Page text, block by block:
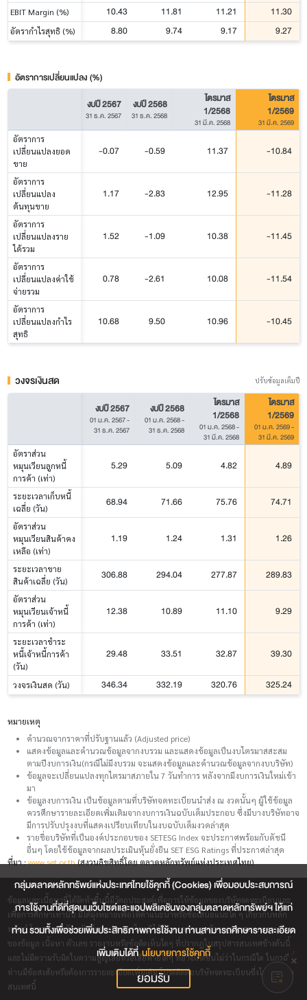
EBIT Margin (%) 10.43 11.81 11.21 11.30
อัตรากำไรสุทธิ (%) 8.80 9.74 9.17 9.27
อัตราการเปลี่ยนแปลง (%)
งบปี 2567
31 ธ.ค. 2567
งบปี 2568
31 ธ.ค. 2568
ไตรมาส
1/2568
31 มี.ค. 2568
ไตรมาส
1/2569
31 มี.ค. 2569
อัตราการ
เปลี่ยนแปลงยอด
ขาย
-0.07 -0.59 11.37 -10.84
อัตราการ
เปลี่ยนแปลง
ต้นทุนขาย
1.17 -2.83 12.95 -11.28
อัตราการ
เปลี่ยนแปลงราย
ได้รวม
1.52 -1.09 10.38 -11.45
อัตราการ
เปลี่ยนแปลงค่าใช้
จ่ายรวม
0.78 -2.61 10.08 -11.54
อัตราการ
เปลี่ยนแปลงกำไร
สุทธิ
10.68 9.50 10.96 -10.45
วงจรเงินสด ปรับข้อมูลเต็มปี
งบปี 2567
01 ม.ค. 2567-
31 ธ.ค. 2567
งบปี 2568
01 ม.ค. 2568-
31 ธ.ค. 2568
ไตรมาส
1/2568
01 ม.ค. 2568-
31 มี.ค. 2568
ไตรมาส
1/2569
01 ม.ค. 2569-
31 มี.ค. 2569
อัตราส่วน
หมุนเวียนลูกหนี้
การค้า (เท่า)
5.29 5.09 4.82 4.89
ระยะเวลาเก็บหนี้
เฉลี่ย (วัน)
68.94 71.66 75.76 74.71
อัตราส่วน
หมุนเวียนสินค้าคง
เหลือ (เท่า)
1.19 1.24 1.31 1.26
ระยะเวลาขาย
สินค้าเฉลี่ย (วัน)
306.88 294.04 277.87 289.83
อัตราส่วน
หมุนเวียนเจ้าหนี้
การค้า (เท่า)
12.38 10.89 11.10 9.29
ระยะเวลาชำระ
หนี้เจ้าหนี้การค้า
(วัน)
29.48 33.51 32.87 39.30
วงจรเงินสด (วัน) 346.34 332.19 320.76 325.24
หมายเหตุ
คำนวณจากราคาที่ปรับฐานแล้ว (Adjusted price)
แสดงข้อมูลและคำนวณข้อมูลจากงบรวม และแสดงข้อมูลเป็นงบไตรมาสสะสม
ตามปีงบการเงิน(กรณีไม่มีงบรวม จะแสดงข้อมูลและคำนวณข้อมูลจากงบบริษัท)
ข้อมูลจะเปลี่ยนแปลงทุกไตรมาสภายใน 7 วันทำการ หลังจากมีงบการเงินใหม่เข้า
มา
ข้อมูลงบการเงิน เป็นข้อมูลตามที่บริษัทจดทะเบียนนำส่ง ณ งวดนั้นๆ ผู้ใช้ข้อมูล
ควรศึกษารายละเอียดเพิ่มเติมจากงบการเงินฉบับเต็มประกอบ ซึ่งมีบางบริษัทอาจ
มีการปรับปรุงงบที่แสดงเปรียบเทียบในงบฉบับเต็มงวดล่าสุด
รายชื่อบริษัทที่เป็นองค์ประกอบของ SETESG Index จะประกาศพร้อมกับดัชนี
อื่นๆ โดยใช้ข้อมูลจากผลประเมินหุ้นยั่งยืน SET ESG Ratings ที่ประกาศล่าสุด
ที่มา :www.set.or.th(สงวนลิขสิทธิ์โดย ตลาดหลักทรัพย์แห่งประเทศไทย)
ข้อมูลและเนื้อหาที่ได้จัดทำขึ้นนี้มีวัตถุประสงค์เพื่อการให้ข้อมูลของบริษัทจดทะเบียนและ
เพื่อการศึกษาเท่านั้น มิได้มุ่งหมายเพื่อให้คำแนะนำหรือข้อเสนอแนะใด ๆ เกี่ยวกับหลัก
ทรัพย์ โดยตลาดหลักทรัพย์แห่งประเทศไทยมิได้รับรองความถูกต้องเหมาะสมและครบถ้วน
ของข้อมูล เนื้อหา ตัวเลข รายงานหรือข้อคิดเห็นใดๆ ที่ปรากฎในสรุปสารสนเทศข้างต้นนี้
และไม่มีความรับผิดในความสูญเสียหรือเสียหายใดๆ ที่อาจเกิดขึ้นไม่ว่าในกรณีใด ในกรณีที่
ท่านมีข้อสงสัยหรือต้องการรายละเอียดเพิ่มเติม โปรดติดต่อบริษัทจดทะเบียนซึ่งได้จัดทำข้อ
สนเทศนี้
กลุ่มตลาดหลักทรัพย์แห่งประเทศไทยใช้คุกกี้ (Cookies) เพื่อมอบประสบการณ์
การใช้งานที่ดีที่สุดบนเว็บไซต์และแอปพลิเคชันของกลุ่มตลาดหลักทรัพย์ฯ ให้แก่
ท่าน รวมทั้งเพื่อช่วยเพิ่มประสิทธิภาพการใช้งาน ท่านสามารถศึกษารายละเอียด
เพิ่มเติมได้ที่นโยบายการใช้คุกกี้
ยอมรับ